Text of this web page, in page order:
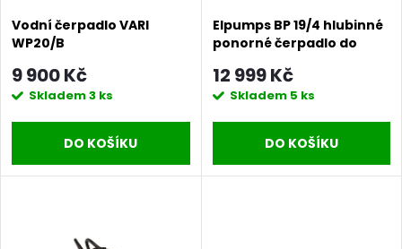
o
d
u
k
o
d
u
k
Vodní čerpadlo VARI
WP20/B
9 900 Kč
Skladem3 ks
DO KOŠÍKU
Elpumps BP 19/4 hlubinné
ponorné čerpadlo do
12 999 Kč
Skladem 5 ks
DO KOŠÍKU